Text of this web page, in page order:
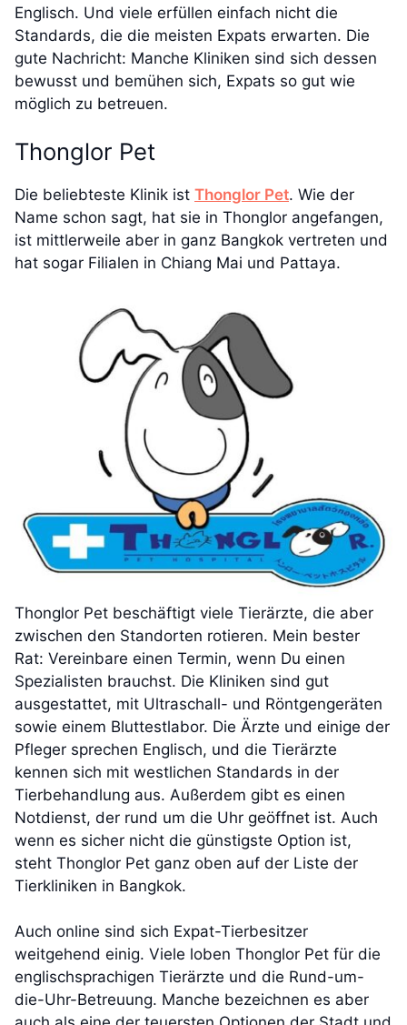
Englisch. Und viele erfüllen einfach nicht die
Standards, die die meisten Expats erwarten. Die
gute Nachricht: Manche Kliniken sind sich dessen
bewusst und bemühen sich, Expats so gut wie
möglich zu betreuen.
Thonglor Pet
Die beliebteste Klinik ist Thonglor Pet. Wie der
Name schon sagt, hat sie in Thonglor angefangen,
ist mittlerweile aber in ganz Bangkok vertreten und
hat sogar Filialen in Chiang Mai und Pattaya.
Thonglor Pet beschäftigt viele Tierärzte, die aber
zwischen den Standorten rotieren. Mein bester
Rat: Vereinbare einen Termin, wenn Du einen
Spezialisten brauchst. Die Kliniken sind gut
ausgestattet, mit Ultraschall- und Röntgengeräten
sowie einem Bluttestlabor. Die Ärzte und einige der
Pfleger sprechen Englisch, und die Tierärzte
kennen sich mit westlichen Standards in der
Tierbehandlung aus. Außerdem gibt es einen
Notdienst, der rund um die Uhr geöffnet ist. Auch
wenn es sicher nicht die günstigste Option ist,
steht Thonglor Pet ganz oben auf der Liste der
Tierkliniken in Bangkok.
Auch online sind sich Expat-Tierbesitzer
weitgehend einig. Viele loben Thonglor Pet für die
englischsprachigen Tierärzte und die Rund-um-
die-Uhr-Betreuung. Manche bezeichnen es aber